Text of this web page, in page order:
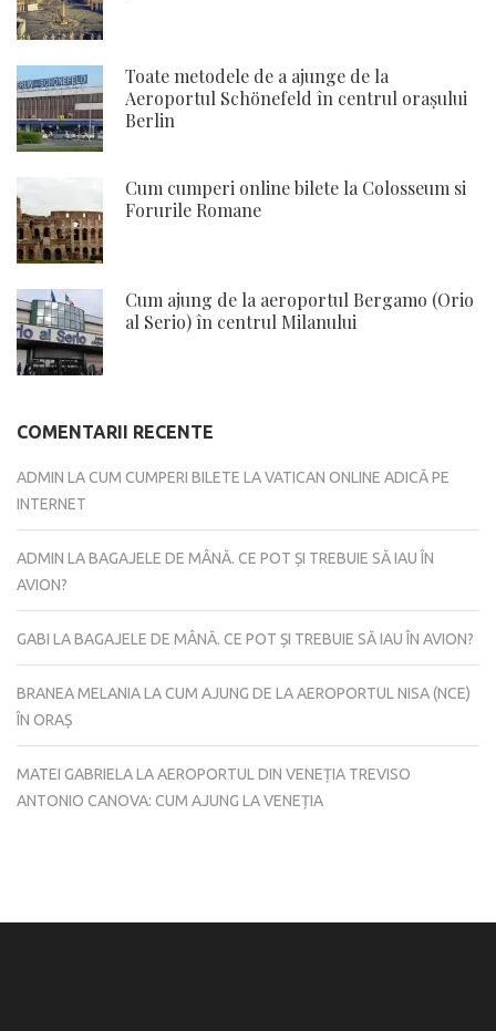
Toate metodele de a ajunge de la
Aeroportul Schönefeld în centrul orașului
Berlin
Cum cumperi online bilete la Colosseum si
Forurile Romane
Cum ajung de la aeroportul Bergamo (Orio
al Serio) în centrul Milanului
COMENTARII RECENTE
ADMIN LACUM CUMPERI BILETE LA VATICAN ONLINE ADICĂ PE
INTERNET
ADMIN LABAGAJELE DE MÂNĂ. CE POT ȘI TREBUIE SĂ IAU ÎN
AVION?
GABI LABAGAJELE DE MÂNĂ. CE POT ȘI TREBUIE SĂ IAU ÎN AVION?
BRANEA MELANIALACUM AJUNG DE LA AEROPORTUL NISA (NCE)
ÎN ORAȘ
MATEI GABRIELALAAEROPORTUL DIN VENEȚIA TREVISO
ANTONIO CANOVA: CUM AJUNG LA VENEȚIA